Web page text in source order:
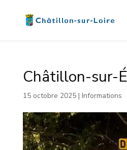
Châtillon-sur-
15 octobre 2025| Informations